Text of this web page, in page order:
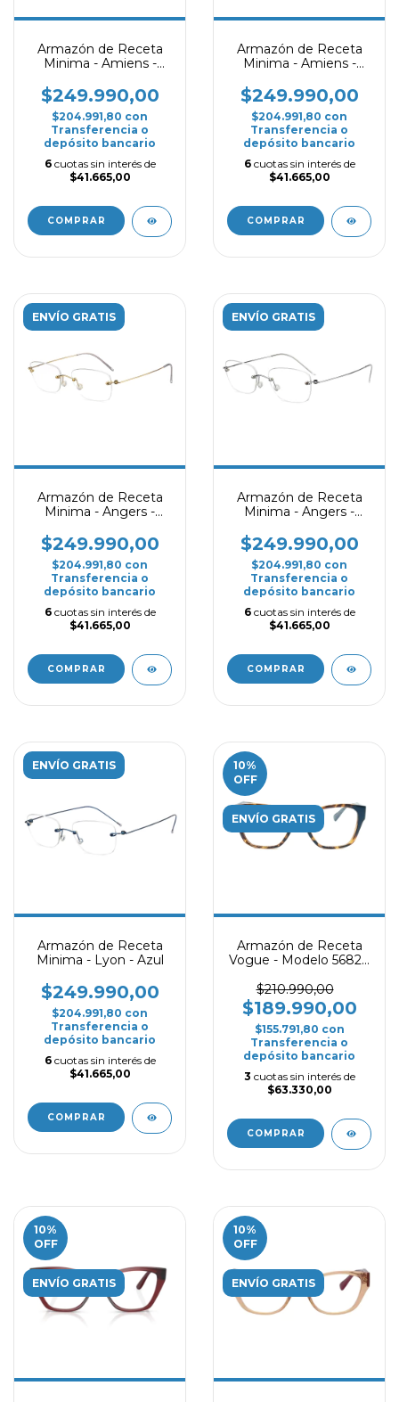
Armazón de Receta
Minima - Amiens -
$249.990,00
$204.991,80 con
Transferencia o
depósito bancario
6 cuotas sin interés de
$41.665,00
COMPRAR
Armazón de Receta
Minima - Amiens -
$249.990,00
$204.991,80 con
Transferencia o
depósito bancario
6 cuotas sin interés de
$41.665,00
COMPRAR
ENVÍO GRATIS
Armazón de Receta
Minima - Angers -
$249.990,00
$204.991,80 con
Transferencia o
depósito bancario
6 cuotas sin interés de
$41.665,00
COMPRAR
ENVÍO GRATIS
Armazón de Receta
Minima - Angers -
$249.990,00
$204.991,80 con
Transferencia o
depósito bancario
6 cuotas sin interés de
$41.665,00
COMPRAR
ENVÍO GRATIS
Armazón de Receta
Minima - Lyon - Azul
$249.990,00
$204.991,80 con
Transferencia o
depósito bancario
6 cuotas sin interés de
$41.665,00
COMPRAR
10%
OFF
ENVÍO GRATIS
Armazón de Receta
Vogue - Modelo 5682L
$210.990,00
$189.990,00
$155.791,80 con
Transferencia o
depósito bancario
3 cuotas sin interés de
$63.330,00
COMPRAR
10%
OFF
ENVÍO GRATIS
10%
OFF
ENVÍO GRATIS